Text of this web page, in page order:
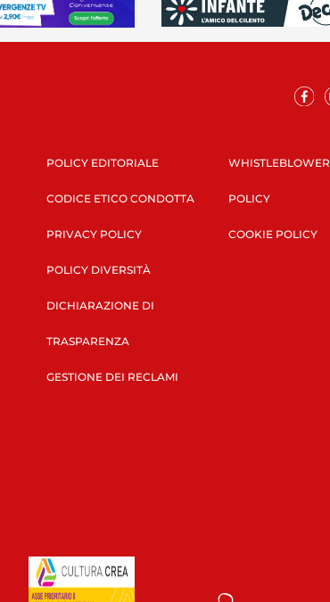
POLICY EDITORIALE
CODICE ETICO CONDOTTA
PRIVACY POLICY
POLICY DIVERSITÀ
DICHIARAZIONE DI
TRASPARENZA
GESTIONE DEI RECLAMI
WHISTLEBLOWER
POLICY
COOKIE POLICY